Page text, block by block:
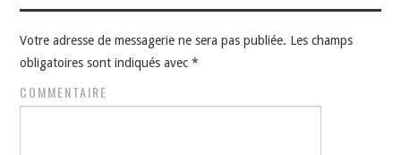
Votre adresse de messagerie ne sera pas publiée. Les champs
obligatoires sont indiqués avec*
COMMENTAIRE